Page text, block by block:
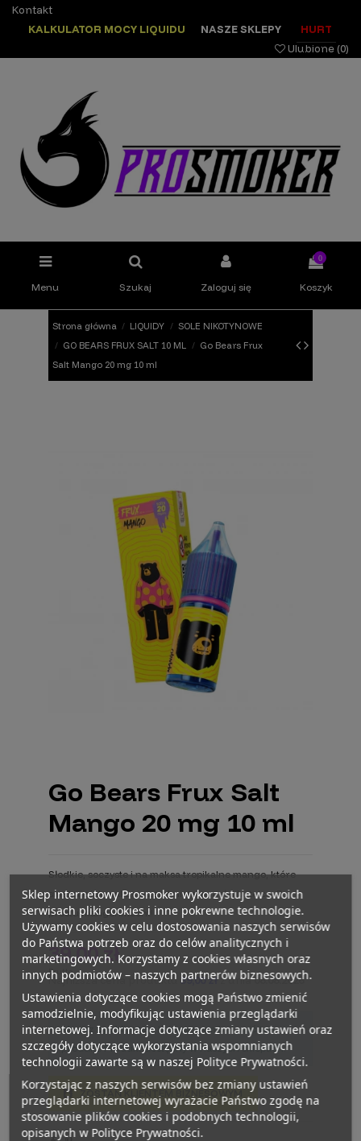
Kontakt
KALKULATOR MOCY LIQUIDU
NASZE SKLEPY
HURT
Ulubione (0)
Menu Szukaj Zaloguj się
0
Koszyk
Strona główna LIQUIDY
SOLE NIKOTYNOWE
GO BEARS FRUX SALT 10 ML
Go Bears Frux
Salt Mango 20 mg 10 ml
Go Bears Frux Salt
Mango 20 mg 10 ml
Słodkie, soczyste i na maksa tropikalne mango, które
smakuje jak wakacje zamknięte w małej butelce. Po
prostu mangonificent!
39,00 zł
Brutto
Najniższa cena produktu 39,00 złz dnia08.08.2026
Musisz być klientem biznesowym by kupić ten
produkt. Produkt dostępny w naszych sklepach.
ZOSTAŃ KLIENTEM BIZNESOWYM
Sklep internetowy Prosmoker wykorzystuje w swoich
serwisach pliki cookies i inne pokrewne technologie.
Używamy cookies w celu dostosowania naszych serwisów
do Państwa potrzeb oraz do celów analitycznych i
marketingowych. Korzystamy z cookies własnych oraz
innych podmiotów – naszych partnerów biznesowych.
Ustawienia dotyczące cookies mogą Państwo zmienić
samodzielnie, modyfikując ustawienia przeglądarki
internetowej. Informacje dotyczące zmiany ustawień oraz
szczegóły dotyczące wykorzystania wspomnianych
technologii zawarte są w naszej Polityce Prywatności.
Korzystając z naszych serwisów bez zmiany ustawień
przeglądarki internetowej wyrażacie Państwo zgodę na
stosowanie plików cookies i podobnych technologii,
opisanych w Polityce Prywatności.